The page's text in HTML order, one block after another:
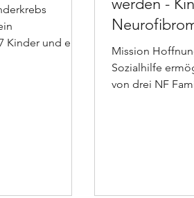
Kinder und eine
werden -
Mission
Sozialhilfe
von drei NF